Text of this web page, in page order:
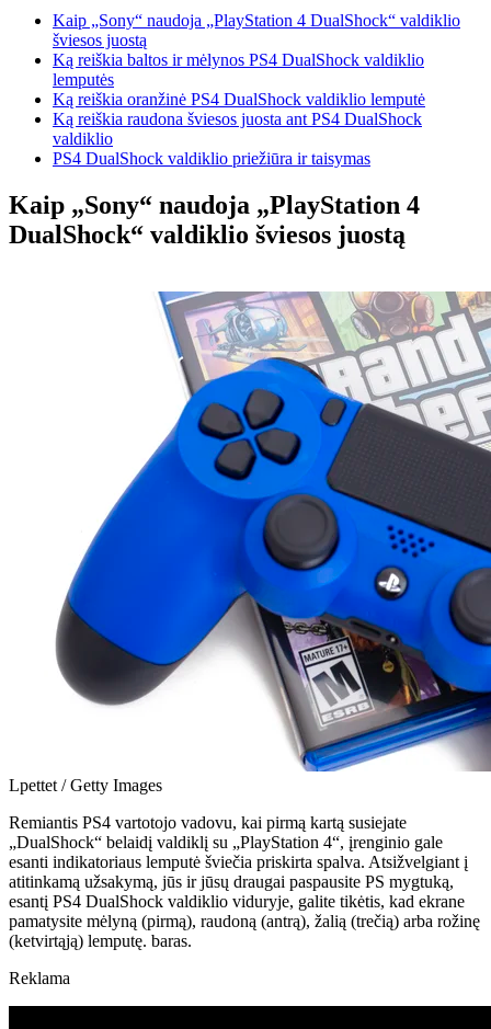
Kaip „Sony“ naudoja „PlayStation 4 DualShock“ valdiklio
šviesos juostą
Ką reiškia baltos ir mėlynos PS4 DualShock valdiklio
lemputės
Ką reiškia oranžinė PS4 DualShock valdiklio lemputė
Ką reiškia raudona šviesos juosta ant PS4 DualShock
valdiklio
PS4 DualShock valdiklio priežiūra ir taisymas
Kaip „Sony“ naudoja „PlayStation 4
DualShock“ valdiklio šviesos juostą
Lpettet / Getty Images
Remiantis PS4 vartotojo vadovu, kai pirmą kartą susiejate
„DualShock“ belaidį valdiklį su „PlayStation 4“, įrenginio gale
esanti indikatoriaus lemputė šviečia priskirta spalva. Atsižvelgiant į
atitinkamą užsakymą, jūs ir jūsų draugai paspausite PS mygtuką,
esantį PS4 DualShock valdiklio viduryje, galite tikėtis, kad ekrane
pamatysite mėlyną (pirmą), raudoną (antrą), žalią (trečią) arba rožinę
(ketvirtąją) lemputę. baras.
Reklama